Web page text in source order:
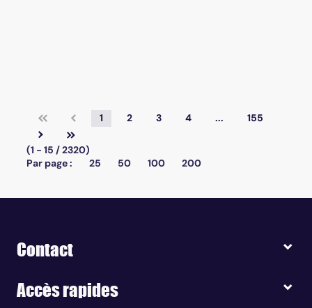
1 2 3 4 ... 155
(1 - 15 / 2320)
Par page :
25 50 100 200
Contact
Accès rapides